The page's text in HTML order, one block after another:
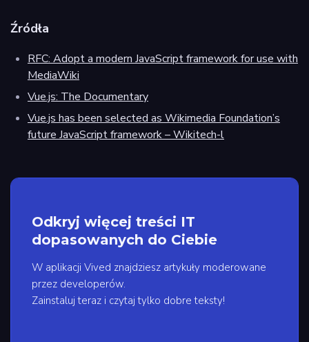
Źródła
RFC: Adopt a modern JavaScript framework for use with
MediaWiki
Vue.js: The Documentary
Vue.js has been selected as Wikimedia Foundation’s
future JavaScript framework – Wikitech-l
Odkryj więcej treści IT
dopasowanych do Ciebie
W aplikacji Vived znajdziesz artykuły moderowane
przez developerów.
Zainstaluj teraz i czytaj tylko dobre teksty!